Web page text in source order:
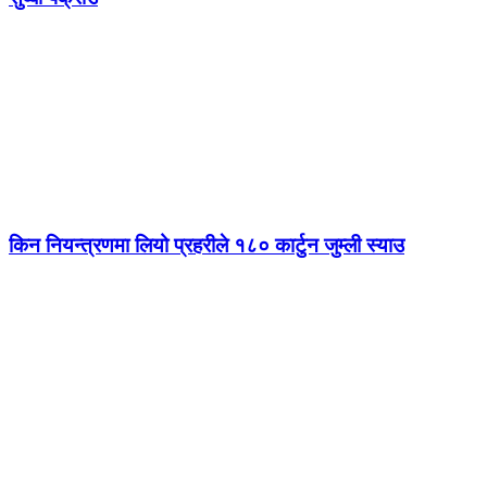
किन नियन्त्रणमा लियो प्रहरीले १८० कार्टुन जुम्ली स्याउ